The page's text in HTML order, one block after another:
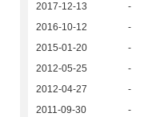
2017-12-13
-
2016-10-12
-
2015-01-20
-
2012-05-25
-
2012-04-27
-
2011-09-30
-